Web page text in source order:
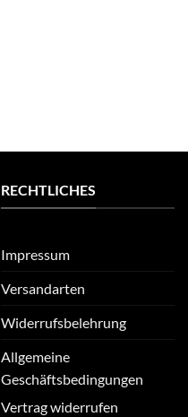
RECHTLICHES
Impressum
Versandarten
Widerrufsbelehrung
Allgemeine
Geschäftsbedingungen
Vertrag widerrufen